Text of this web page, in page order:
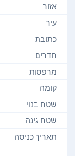
אזור
עיר
כתובת
חדרים
מרפסות
קומה
שטח בנוי
שטח גינה
תאריך כניסה